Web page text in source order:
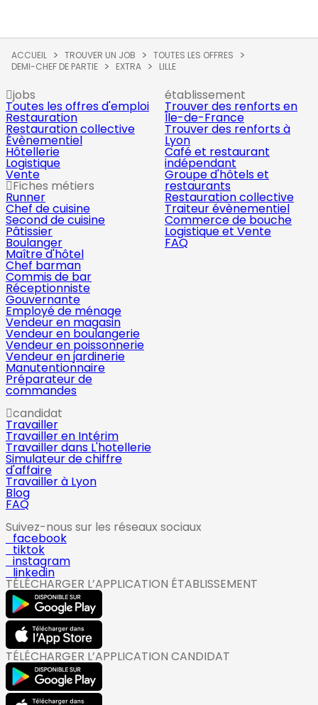
ACCUEIL TROUVER UN JOB
TOUTES LES OFFRES
DEMI-CHEF DE PARTIE
EXTRA LILLE
jobs
Toutes les offres d'emploi
Restauration
Restauration collective
Évènementiel
Hôtellerie
Logistique
Vente
Fiches métiers
Runner
Chef de cuisine
Second de cuisine
Pâtissier
Boulanger
Maître d'hôtel
Chef barman
Commis de bar
Réceptionniste
Gouvernante
Employé de ménage
Vendeur en magasin
Vendeur en boulangerie
Vendeur en poissonnerie
Vendeur en jardinerie
Manutentionnaire
Préparateur de
commandes
établissement
Trouver des renforts en
Île-de-France
Trouver des renforts à
Lyon
Café et restaurant
indépendant
Groupe d'hôtels et
restaurants
Restauration collective
Traiteur évènementiel
Commerce de bouche
Logistique et Vente
FAQ
candidat
Travailler
Travailler en Intérim
Travailler dans L'hotellerie
Simulateur de chiffre
d'affaire
Travailler à Lyon
Blog
FAQ
Suivez-nous sur les réseaux sociaux
facebook
tiktok
instagram
linkedin
TÉLÉCHARGER L’APPLICATION ÉTABLISSEMENT
TÉLÉCHARGER L’APPLICATION CANDIDAT